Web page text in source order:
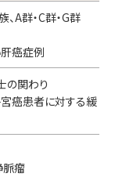
A群・C群・G群
癌症例
の関わり
癌患者に対する緩
脈瘤